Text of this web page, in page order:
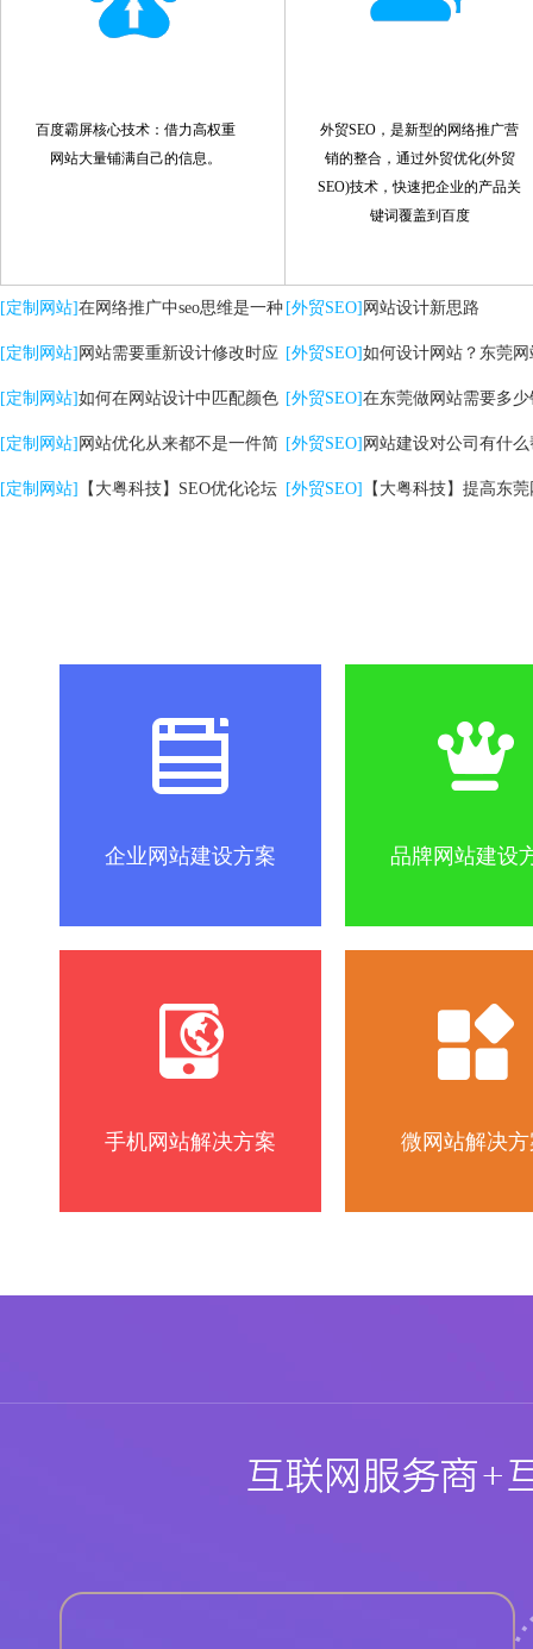
百度霸屏核心技术：借力高权重
网站大量铺满自己的信息。
外贸SEO，是新型的网络推广营
销的整合，通过外贸优化(外贸
SEO)技术，快速把企业的产品关
键词覆盖到百度
[定制网站]在网络推广中seo思维是一种
策略
[定制网站] 网站需要重新设计修改时应
注意哪些问题
[定制网站]如何在网站设计中匹配颜色
[定制网站] 网站优化从来都不是一件简
单的事情
[定制网站] 【大粤科技】SEO优化论坛
[外贸SEO] 网站设计新思路
[外贸SEO]如何设计网站？东莞网
计的核心是什么？
[外贸SEO]在东莞做网站需要多少
[外贸SEO] 网站建设对公司有什么
助？
[外贸SEO] 【大粤科技】提高东
企业网站建设方案 品牌网站建设
手机网站解决方案 微网站解决